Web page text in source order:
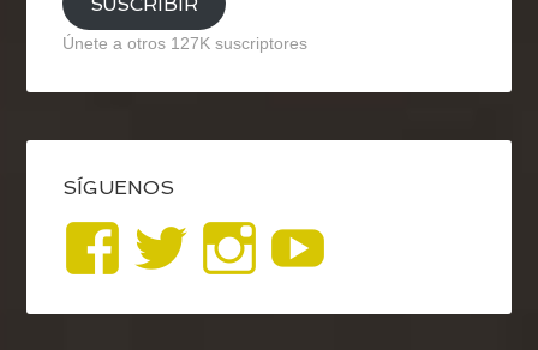
Únete a otros 127K suscriptores
SÍGUENOS
Ver
perfil
Ver
perfil
Ver
perfil